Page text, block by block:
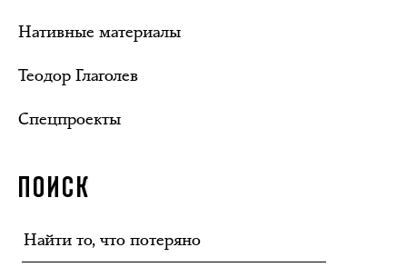
Нативные материалы
Теодор Глаголев
Спецпроекты
ПОИСК